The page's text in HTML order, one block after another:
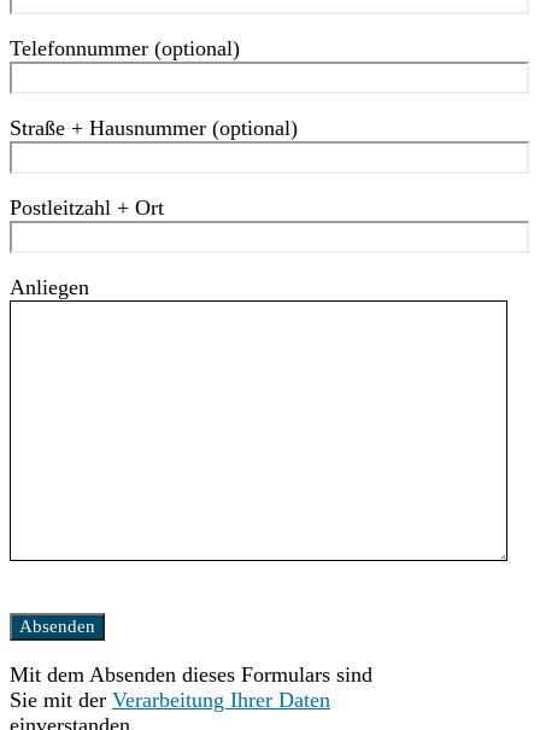
Telefonnummer (optional)
Straße + Hausnummer (optional)
Postleitzahl + Ort
Anliegen
lasse
Feld
leer.
Mit dem Absenden dieses Formulars sind
Sie mit der Verarbeitung Ihrer Daten